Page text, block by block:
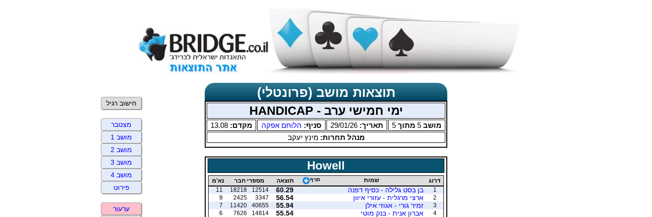
תוצאות מושב (פרונטלי)
ימי חמישי ערב - HANDICAP
מושב 5 מתוך 5 תאריך: 29/01/26 סניף: הלוחם אפקה מקדם: 13.08
מנהל תחרות:מינץ יעקב
Howell
דרוג שמות סניף תוצאה מספרי חבר
נא'מ
1
בן בסט גלילה - כסיף דפנה 60.29
12514
18218
11
2
ארצי מרגלית - עזורי איוון 56.54
3347
2425
9
3
זמיר גורי - אגוזי אילן 55.94
40655
11420
7
4
אברון אנית - בנק מוטי 55.54
14814
7626
6
חישוב רגיל
מצטבר
מושב 1
מושב 2
מושב 3
מושב 4
פירוט
ערעור